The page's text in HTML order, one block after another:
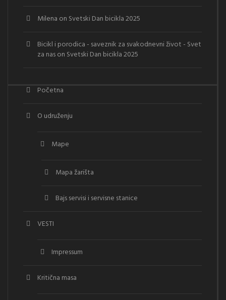
Milena on Svetski Dan bicikla 2025
Bicikl i porodica - saveznik za svakodnevni život - Svet
za nason Svetski Dan bicikla 2025
Početna
O udruženju
Mape
Mapa žarišta
Bajs servisi i servisne stanice
VESTI
Impressum
Kritična masa